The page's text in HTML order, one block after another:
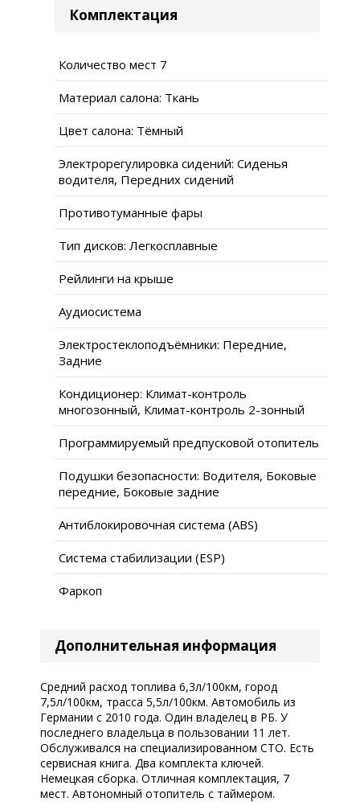
Комплектация
Количество мест 7
Материал салона: Ткань
Цвет салона: Тёмный
Электрорегулировка сидений: Сиденья
водителя, Передних сидений
Противотуманные фары
Тип дисков: Легкосплавные
Рейлинги на крыше
Аудиосистема
Электростеклоподъёмники: Передние,
Задние
Кондиционер: Климат-контроль
многозонный, Климат-контроль 2-зонный
Программируемый предпусковой отопитель
Подушки безопасности: Водителя, Боковые
передние, Боковые задние
Антиблокировочная система (ABS)
Система стабилизации (ESP)
Фаркоп
Дополнительная информация
Средний расход топлива 6,3л/100км, город
7,5л/100км, трасса 5,5л/100км. Автомобиль из
Германии с 2010 года. Один владелец в РБ. У
последнего владельца в пользовании 11 лет.
Обслуживался на специализированном СТО. Есть
сервисная книга. Два комплекта ключей.
Немецкая сборка. Отличная комплектация, 7
мест. Автономный отопитель с таймером.